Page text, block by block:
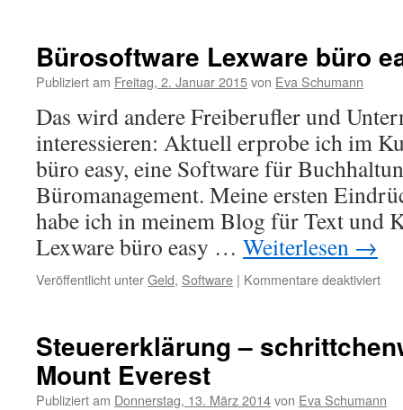
Bürosoftware Lexware büro
Publiziert am Freitag, 2. Januar 2015von Eva Schumann
Das wird andere Freiberufler und
interessieren: Aktuell erprobe ich im
büro easy, eine Software für
Büromanagement. Meine ersten
habe ich in meinem Blog für Text und
Lexware büro easy … Weiterlesen →
Veröffentlicht unterGeld, Software | Kommentare deaktiviert
Steuererklärung –
Mount Everest
Publiziert am Donnerstag, 13. März 2014von Eva Schumann